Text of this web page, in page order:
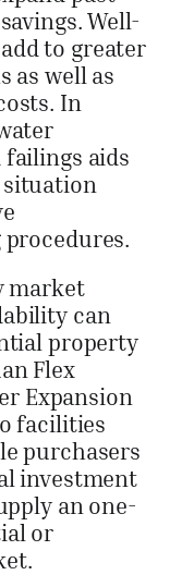
Well-
to greater
as well as
In
failings aids
market
can
property
Flex
Expansion
facilities
purchasers
investment
an one-
or